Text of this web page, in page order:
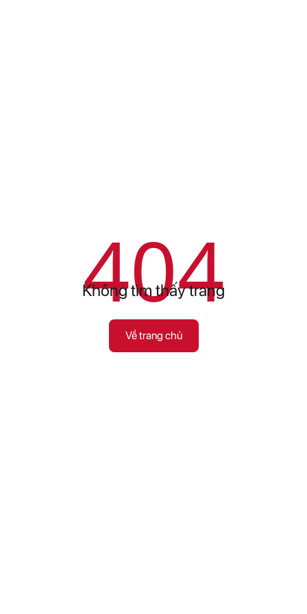
404
Không tìm thấy trang
Về trang chủ